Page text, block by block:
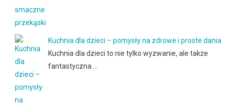
Kuchnia dla dzieci – pomysły na zdrowe i proste dania
Kuchnia dla dzieci to nie tylko wyzwanie, ale także
fantastyczna …